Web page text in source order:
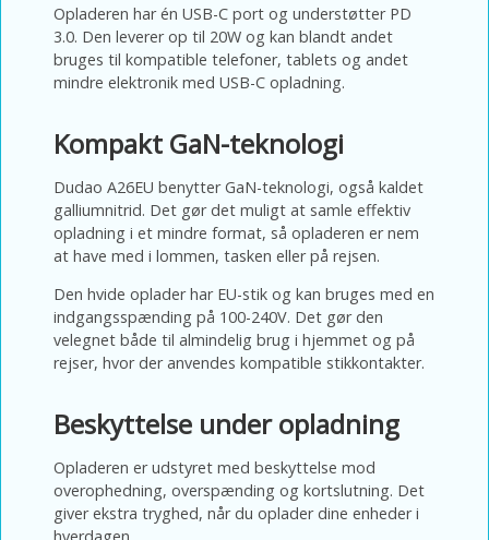
Opladeren har én USB-C port og understøtter PD
3.0. Den leverer op til 20W og kan blandt andet
bruges til kompatible telefoner, tablets og andet
mindre elektronik med USB-C opladning.
Kompakt GaN-teknologi
Dudao A26EU benytter GaN-teknologi, også kaldet
galliumnitrid. Det gør det muligt at samle effektiv
opladning i et mindre format, så opladeren er nem
at have med i lommen, tasken eller på rejsen.
Den hvide oplader har EU-stik og kan bruges med en
indgangsspænding på 100-240V. Det gør den
velegnet både til almindelig brug i hjemmet og på
rejser, hvor der anvendes kompatible stikkontakter.
Beskyttelse under opladning
Opladeren er udstyret med beskyttelse mod
overophedning, overspænding og kortslutning. Det
giver ekstra tryghed, når du oplader dine enheder i